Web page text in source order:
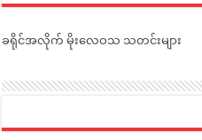
ခရိုင်အလိုက် မိုးလေဝသ သတင်းများ